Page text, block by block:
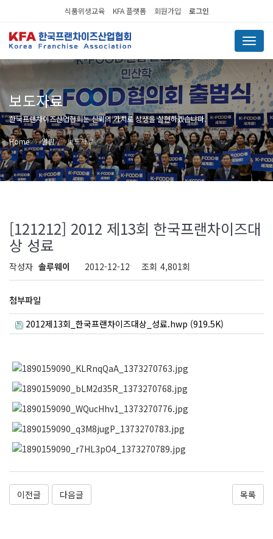
식품위생교육 KFA 플랫폼 회원가입 로그인
Menu
보도자료
한국프랜차이즈산업협회는 신뢰의 가치로 상생을 실현하겠습니다.
Home 알림 보도자료
[121212] 2012 제13회 한국프랜차이즈대
상 성료
작성자 솔루웨이 2012-12-12 조회 4,801회
첨부파일
2012제13회_한국프랜차이즈대상_성료.hwp (919.5K)
이전글 다음글 목록